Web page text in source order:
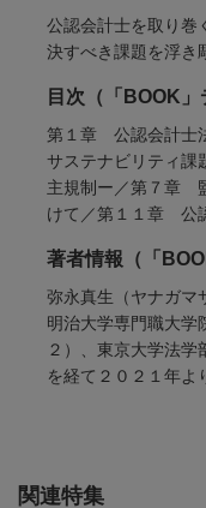
公認会計士を取り巻
決すべき課題を浮き
目次（「BOOK」
第１章 公認会計士
サステナビリティ
主規制ー／第７章
けて／第１１章 公
著者情報（「
弥永真生（ヤナガマ
明治大学専門職大学
２）、東京大学法学
を経て２０２１年よ
関連特集